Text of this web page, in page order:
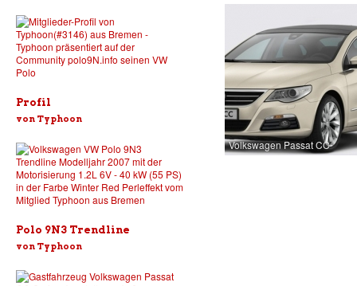
Profil
von Typhoon
Polo 9N3 Trendline
von Typhoon
Volkswagen Passat CC